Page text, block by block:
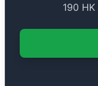
190 HK